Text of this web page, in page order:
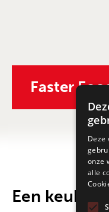
Faster
Een keuken
Deze
onze
alle